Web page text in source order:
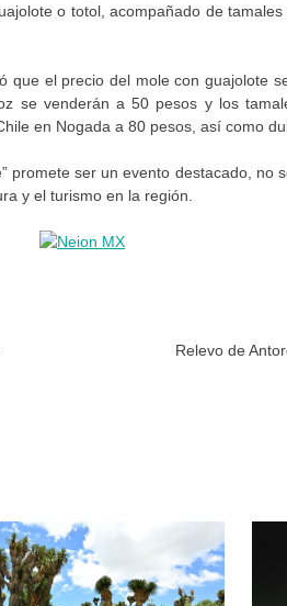
o totol, acompañado de
que el precio del mole con guajolote
se venderán a 50 pesos y los
en Nogada a 80 pesos, así como
promete ser un evento destacado, no
y el turismo en la región.
Relevo de